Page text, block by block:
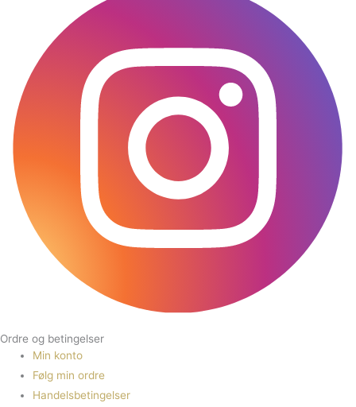
Ordre og betingelser
Min konto
Følg min ordre
Handelsbetingelser